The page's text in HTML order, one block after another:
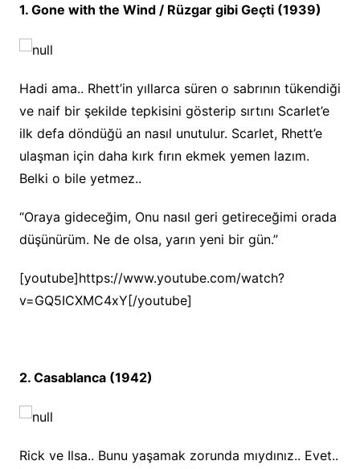
1. Gone with the Wind / Rüzgar gibi Geçti (1939)
Hadi ama.. Rhett’in yıllarca süren o sabrının tükendiği
ve naif bir şekilde tepkisini gösterip sırtını Scarlet’e
ilk defa döndüğü an nasıl unutulur. Scarlet, Rhett’e
ulaşman için daha kırk fırın ekmek yemen lazım.
Belki o bile yetmez..
“Oraya gideceğim, Onu nasıl geri getireceğimi orada
düşünürüm. Ne de olsa, yarın yeni bir gün.”
[youtube]https://www.youtube.com/watch?
v=GQ5ICXMC4xY[/youtube]
2. Casablanca (1942)
Rick ve Ilsa.. Bunu yaşamak zorunda mıydınız.. Evet..